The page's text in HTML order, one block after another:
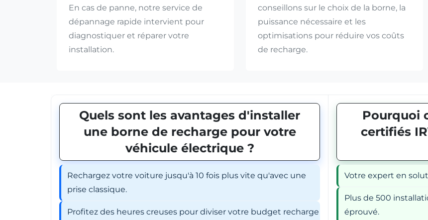
En cas de panne, notre service de
dépannage rapide intervient pour
diagnostiquer et réparer votre
installation.
conseillons sur le choix de la borne, la
puissance nécessaire et les
optimisations pour réduire vos coûts
de recharge.
Quels sont les avantages d'installer
une borne de recharge pour votre
véhicule électrique ?
Rechargez votre voiture jusqu'à 10 fois plus vite qu'avec une
prise classique.
Profitez des heures creuses pour diviser votre budget recharge
Pourquoi
certifiés
Votre expert en
Plus de 500
éprouvé.